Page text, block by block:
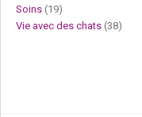
Soins (19)
Vie avec des chats (38)